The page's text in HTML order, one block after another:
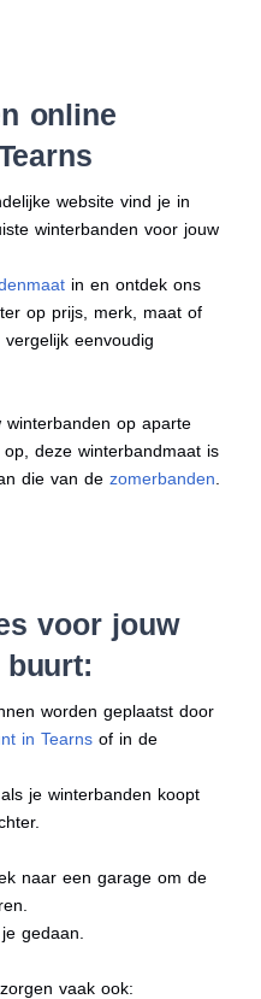
online
website vind je in
winterbanden voor jouw
in en ontdek ons
op prijs, merk, maat of
eenvoudig
winterbanden op aparte
deze winterbandmaat is
die van dezomerbanden
voor jouw
buurt:
worden geplaatst door
in Tearns of in de
je winterbanden koopt
naar een garage om de
gedaan.
vaak ook: